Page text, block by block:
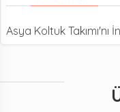
Asya Koltuk Takımı'nı